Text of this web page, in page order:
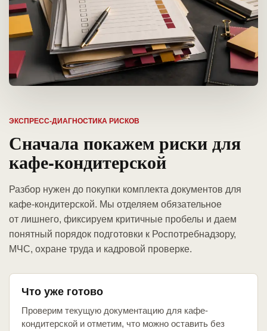
ЭКСПРЕСС-ДИАГНОСТИКА РИСКОВ
Сначала покажем риски для
кафе-кондитерской
Разбор нужен до покупки комплекта документов для
кафе-кондитерской. Мы отделяем обязательное
от лишнего, фиксируем критичные пробелы и даем
понятный порядок подготовки к Роспотребнадзору,
МЧС, охране труда и кадровой проверке.
Что уже готово
Проверим текущую документацию для кафе-
кондитерской и отметим, что можно оставить без